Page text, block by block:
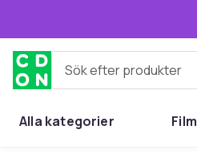
Sök efter produkter
Alla kategorier Film